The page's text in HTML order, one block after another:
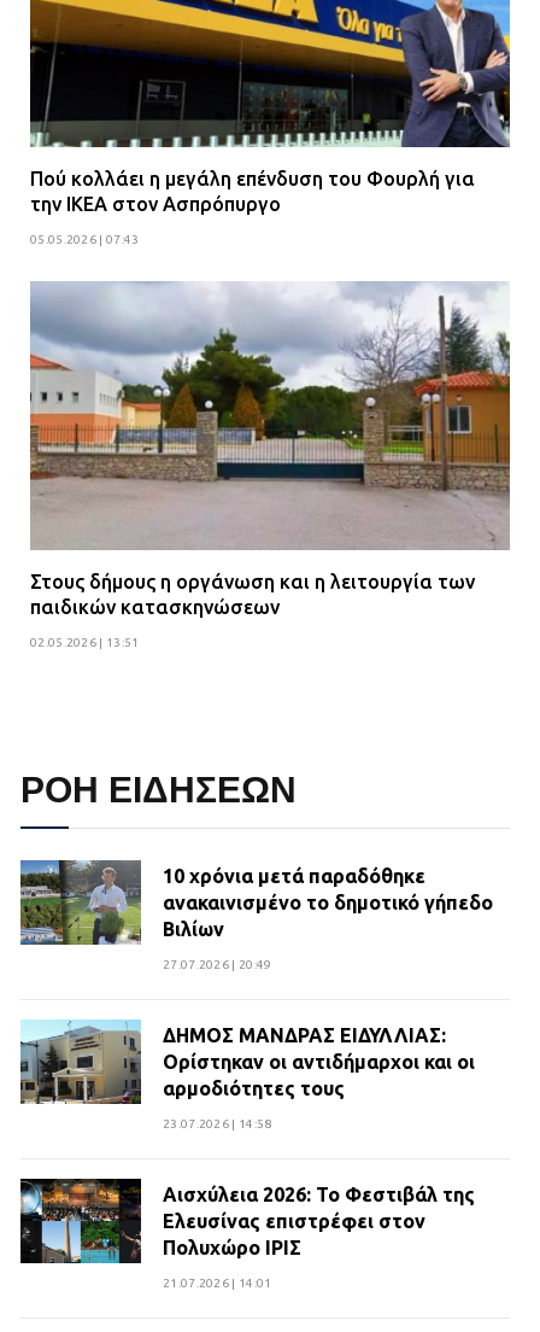
Πού κολλάει η μεγάλη επένδυση του Φουρλή για
την ΙΚΕΑ στον Ασπρόπυργο
05.05.2026 | 07:43
Στους δήμους η οργάνωση και η λειτουργία των
παιδικών κατασκηνώσεων
02.05.2026 | 13:51
ΡΟΗ ΕΙΔΗΣΕΩΝ
10 χρόνια μετά παραδόθηκε
ανακαινισμένο το δημοτικό γήπεδο
Βιλίων
27.07.2026 | 20:49
ΔΗΜΟΣ ΜΑΝΔΡΑΣ ΕΙΔΥΛΛΙΑΣ:
Ορίστηκαν οι αντιδήμαρχοι και οι
αρμοδιότητες τους
23.07.2026 | 14:58
Αισχύλεια 2026: Το Φεστιβάλ της
Ελευσίνας επιστρέφει στον
Πολυχώρο ΙΡΙΣ
21.07.2026 | 14:01